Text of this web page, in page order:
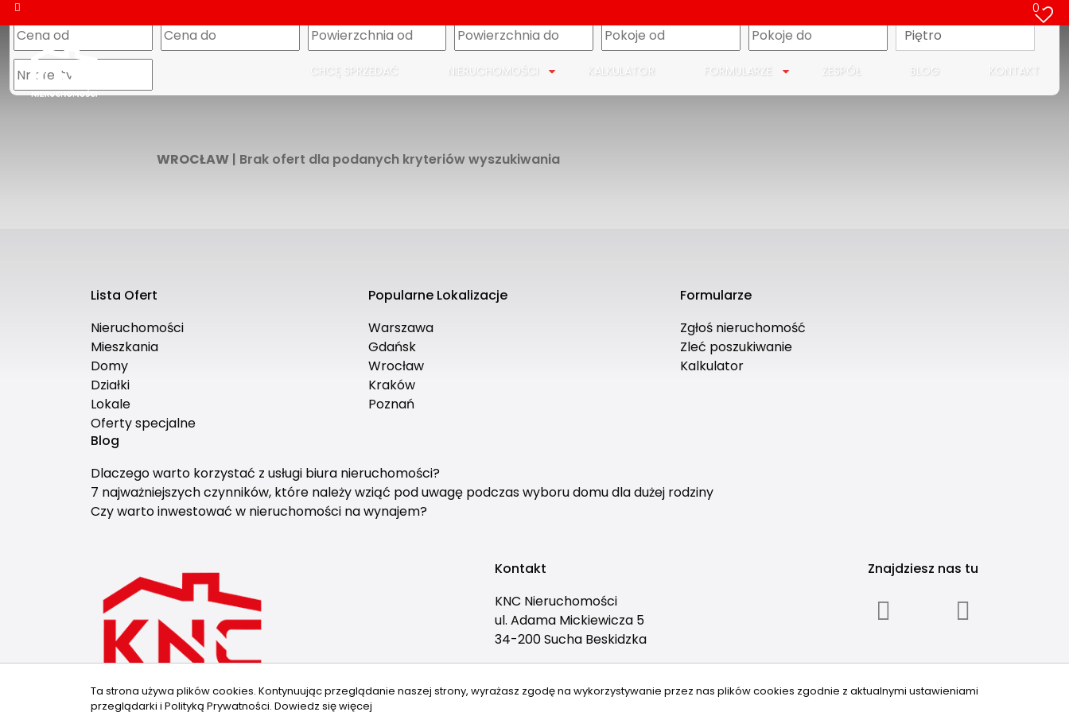
0
CHCĘ SPRZEDAĆ NIERUCHOMOŚCI KALKULATOR FORMULARZE ZESPÓŁ BLOG KONTAKT
mapa
Piętro
WROCŁAW| Brak ofert dla podanych kryteriów wyszukiwania
Lista Ofert
Nieruchomości
Mieszkania
Domy
Działki
Lokale
Oferty specjalne
Popularne Lokalizacje
Warszawa
Gdańsk
Wrocław
Kraków
Poznań
Formularze
Zgłoś nieruchomość
Zleć poszukiwanie
Kalkulator
Blog
Dlaczego warto korzystać z usługi biura nieruchomości?
7 najważniejszych czynników, które należy wziąć pod uwagę podczas wyboru domu dla dużej rodziny
Czy warto inwestować w nieruchomości na wynajem?
Kontakt
KNC Nieruchomości
ul. Adama Mickiewicza 5
34-200 Sucha Beskidzka
sb@knc.com.pl
Znajdziesz nas tu
Ta strona używa plików cookies. Kontynuując przeglądanie naszej strony, wyrażasz zgodę na wykorzystywanie przez nas plików cookies zgodnie z aktualnymi ustawieniami
przeglądarki i Polityką Prywatności. Dowiedz się więcej